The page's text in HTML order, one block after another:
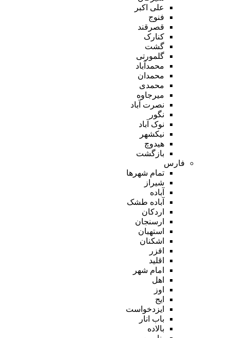
علی اکبر
فنوج
قصرقند
کنارک
گشت
گلمورتی
محمدآباد
محمدان
محمدی
میرجاوه
نصرت آباد
نگور
نوک آباد
نیکشهر
هیدوچ
بازگشت
فارس
تمام شهر‌ها
شیراز
آباده
آباده طشک
اردکان
ارسنجان
استهبان
اشکنان
افزر
اقلید
امام شهر
اهل
اوز
ایج
ایزدخواست
باب انار
بالاده